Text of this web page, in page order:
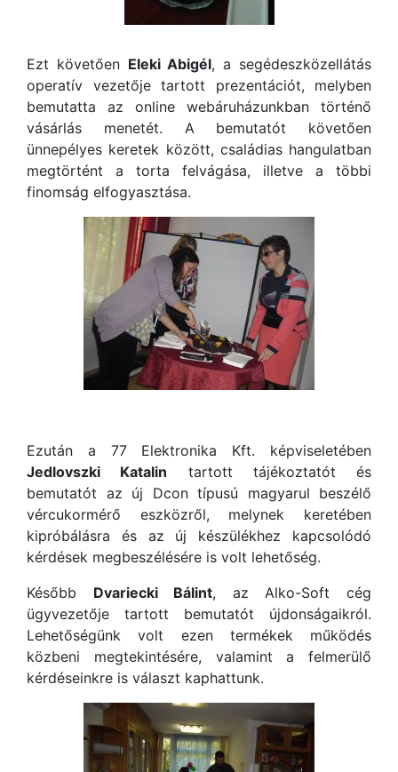
Ezt követően Eleki Abigél, a segédeszközellátás
operatív vezetője tartott prezentációt, melyben
bemutatta az online webáruházunkban történő
vásárlás menetét. A bemutatót követően
ünnepélyes keretek között, családias hangulatban
megtörtént a torta felvágása, illetve a többi
finomság elfogyasztása.
Ezután a 77 Elektronika Kft. képviseletében
Jedlovszki Katalin tartott tájékoztatót és
bemutatót az új Dcon típusú magyarul beszélő
vércukormérő eszközről, melynek keretében
kipróbálásra és az új készülékhez kapcsolódó
kérdések megbeszélésére is volt lehetőség.
Később Dvariecki Bálint, az Alko-Soft cég
ügyvezetője tartott bemutatót újdonságaikról.
Lehetőségünk volt ezen termékek működés
közbeni megtekintésére, valamint a felmerülő
kérdéseinkre is választ kaphattunk.